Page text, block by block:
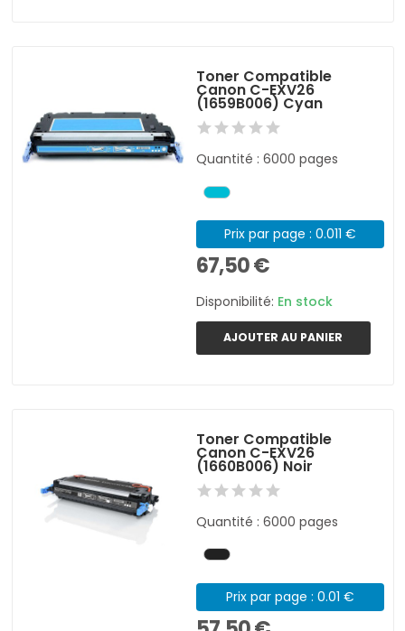
Toner Compatible
Canon C-EXV26
(1659B006) Cyan
Quantité : 6000 pages
Prix par page : 0.011 €
67,50 €
Disponibilité: En stock
AJOUTER AU PANIER
Toner Compatible
Canon C-EXV26
(1660B006) Noir
Quantité : 6000 pages
Prix par page : 0.01 €